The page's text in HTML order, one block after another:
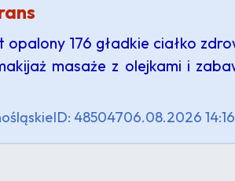
opalony 176 gładkie ciałko
masaże z olejkami i
ID: 48504706.08.2026 14:16